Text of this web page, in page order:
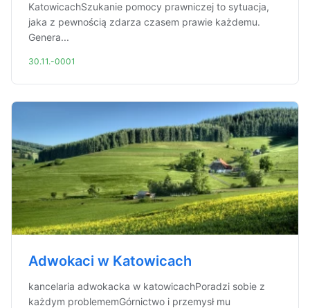
KatowicachSzukanie pomocy prawniczej to sytuacja,
jaka z pewnością zdarza czasem prawie każdemu.
Genera...
30.11.-0001
Adwokaci w Katowicach
kancelaria adwokacka w katowicachPoradzi sobie z
każdym problememGórnictwo i przemysł mu